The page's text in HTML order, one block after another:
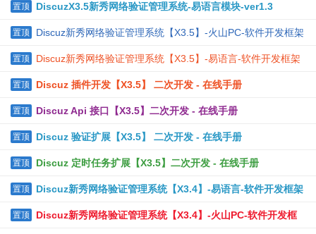
置顶 DiscuzX3.5新秀网络验证管理系统-易语言模块-ver1.3
置顶 Discuz新秀网络验证管理系统【X3.5】-火山PC-软件开发框架
置顶 Discuz新秀网络验证管理系统【X3.5】-易语言-软件开发框架
置顶 Discuz 插件开发【X3.5】 二次开发 - 在线手册
置顶 Discuz Api 接口【X3.5】二次开发 - 在线手册
置顶 Discuz 验证扩展【X3.5】 二次开发 - 在线手册
置顶 Discuz 定时任务扩展【X3.5】二次开发 - 在线手册
置顶 Discuz新秀网络验证管理系统【X3.4】-易语言-软件开发框架
置顶 Discuz新秀网络验证管理系统【X3.4】-火山PC-软件开发框